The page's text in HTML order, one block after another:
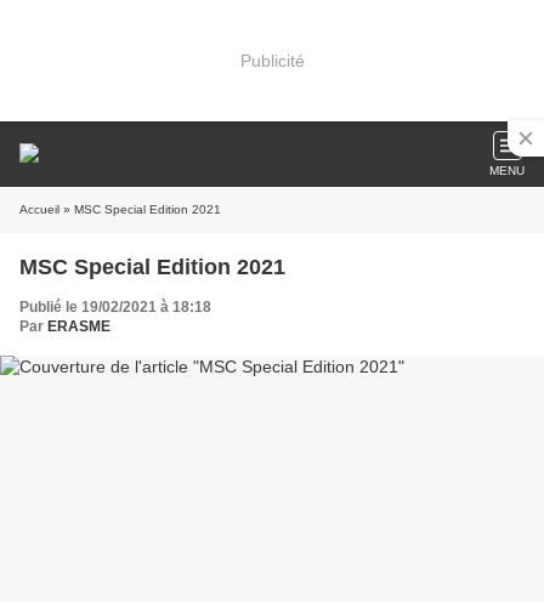
Publicité
MENU
Accueil » MSC Special Edition 2021
MSC Special Edition 2021
Publié le 19/02/2021 à 18:18
Par ERASME